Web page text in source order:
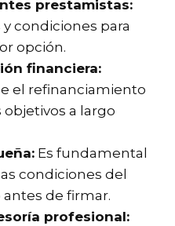
prestamistas:
condiciones para
opción.
financiera:
el refinanciamiento
a largo
Es fundamental
condiciones del
de firmar.
profesional: